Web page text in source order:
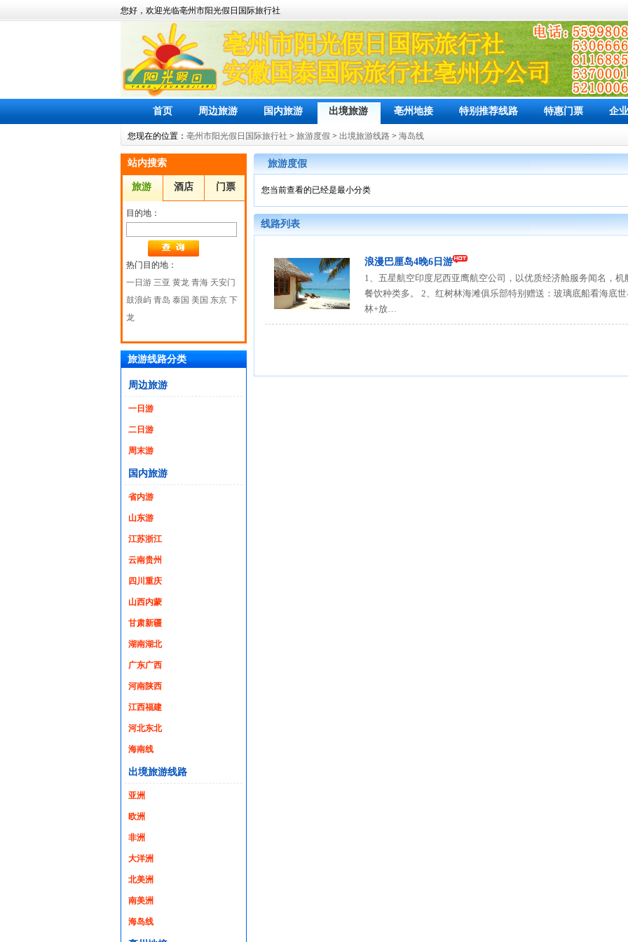
您好，欢迎光临亳州市阳光假日国际旅行社
首页 周边旅游 国内旅游 出境旅游 亳州地接 特别推荐线路 特惠门票 企
您现在的位置： 亳州市阳光假日国际旅行社 > 旅游度假 > 出境旅游线路 > 海岛线
站内搜索
旅游 酒店 门票
目的地：
热门目的地：
一日游 三亚 黄龙 青海 天安门
鼓浪屿 青岛 泰国 美国 东京 下
龙
旅游线路分类
周边旅游
一日游
二日游
周末游
国内旅游
省内游
山东游
江苏浙江
云南贵州
四川重庆
山西内蒙
甘肃新疆
湖南湖北
广东广西
河南陕西
江西福建
河北东北
海南线
出境旅游线路
亚洲
欧洲
非洲
大洋洲
北美洲
南美洲
海岛线
旅游度假
您当前查看的已经是最小分类
线路列表
浪漫巴厘岛4晚6日游
1、五星航空印度尼西亚鹰航空公司，以优质经济舱服务闻名，机
餐饮种类多。 2、红树林海滩俱乐部特别赠送：玻璃底船看海底
林+放…